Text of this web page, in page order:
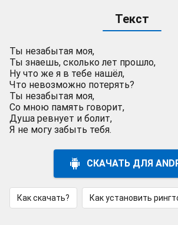
Текст
Ты незабытая моя,
Ты знаешь, сколько лет прошло,
Ну что же я в тебе нашёл,
Что невозможно потерять?
Ты незабытая моя,
Со мною память говорит,
Душа ревнует и болит,
Я не могу забыть тебя.
СКАЧАТЬ ДЛЯ
Как скачать? Как установить